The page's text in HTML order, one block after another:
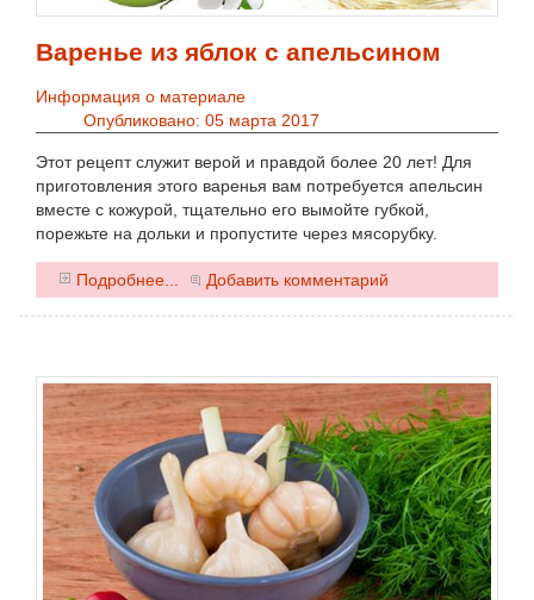
Варенье из яблок с апельсином
Информация о материале
Опубликовано: 05 марта 2017
Этот рецепт служит верой и правдой более 20 лет! Для
приготовления этого варенья вам потребуется апельсин
вместе с кожурой, тщательно его вымойте губкой,
порежьте на дольки и пропустите через мясорубку.
Подробнее... Добавить комментарий